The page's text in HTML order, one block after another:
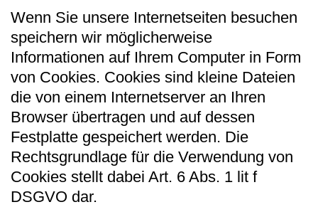
Wenn Sie unsere Internetseiten besuchen
speichern wir möglicherweise
Informationen auf Ihrem Computer in Form
von Cookies. Cookies sind kleine Dateien
die von einem Internetserver an Ihren
Browser übertragen und auf dessen
Festplatte gespeichert werden. Die
Rechtsgrundlage für die Verwendung von
Cookies stellt dabei Art. 6 Abs. 1 lit f
DSGVO dar.